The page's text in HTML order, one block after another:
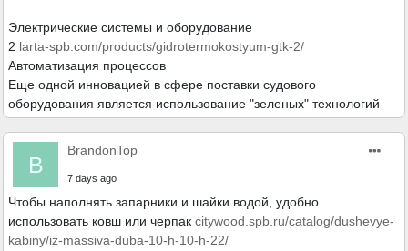
Электрические системы и оборудование
2 larta-spb.com/products/gidrotermokostyum-gtk-2/
Автоматизация процессов
Еще одной инновацией в сфере поставки судового
оборудования является использование "зеленых" технологий
B
BrandonTop
7 days ago
Чтобы наполнять запарники и шайки водой, удобно
использовать ковш или черпак citywood.spb.ru/catalog/dushevye-
kabiny/iz-massiva-duba-10-h-10-h-22/